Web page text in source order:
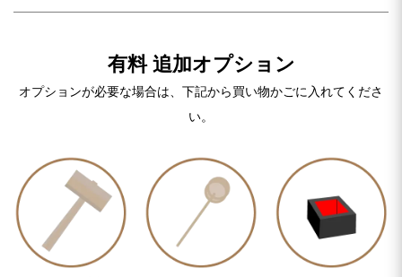
有料 追加オプション
オプションが必要な場合は、下記から買い物かごに入れてくださ
い。